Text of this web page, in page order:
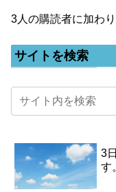
3人の購読者に加わ
サイトを検索
3
す